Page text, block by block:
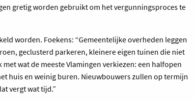
gretig worden gebruikt om het vergunningsproces te
worden. Foekens: “Gemeentelijke overheden leggen
geclusterd parkeren, kleinere eigen tuinen die niet
wat de meeste Vlamingen verkiezen: een halfopen
huis en weinig buren. Nieuwbouwers zullen op termijn
vergt wat tijd.”